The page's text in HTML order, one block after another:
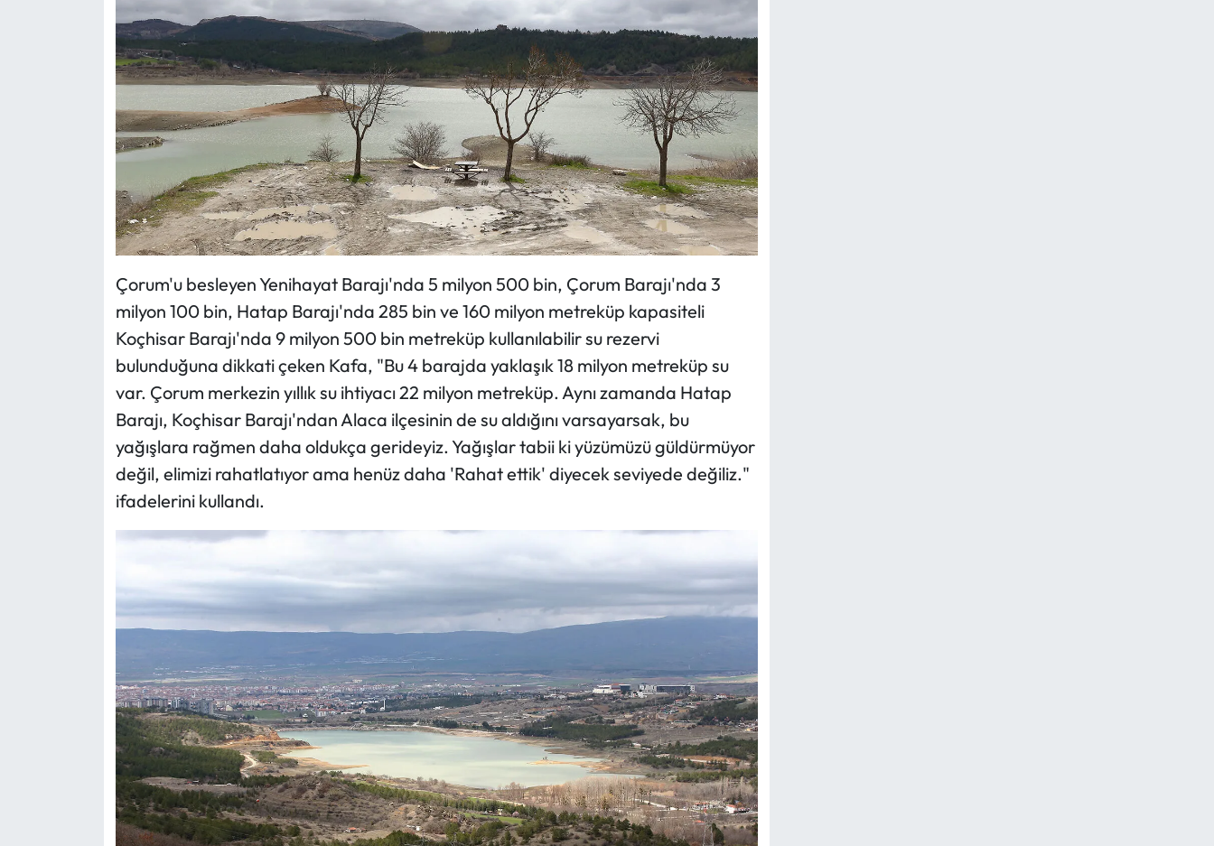
Çorum'u besleyen Yenihayat Barajı'nda 5 milyon 500 bin, Çorum Barajı'nda 3
milyon 100 bin, Hatap Barajı'nda 285 bin ve 160 milyon metreküp kapasiteli
Koçhisar Barajı'nda 9 milyon 500 bin metreküp kullanılabilir su rezervi
bulunduğuna dikkati çeken Kafa, "Bu 4 barajda yaklaşık 18 milyon metreküp su
var. Çorum merkezin yıllık su ihtiyacı 22 milyon metreküp. Aynı zamanda Hatap
Barajı, Koçhisar Barajı'ndan Alaca ilçesinin de su aldığını varsayarsak, bu
yağışlara rağmen daha oldukça gerideyiz. Yağışlar tabii ki yüzümüzü güldürmüyor
değil, elimizi rahatlatıyor ama henüz daha 'Rahat ettik' diyecek seviyede değiliz."
ifadelerini kullandı.
Yayla Haber
Yemek Tarifleri